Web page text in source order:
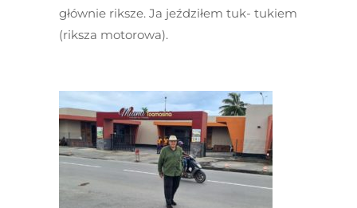
głównie riksze. Ja jeździłem tuk- tukiem
(riksza motorowa).